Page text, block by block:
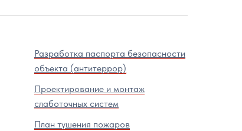
Разработка паспорта безопасности
объекта (антитеррор)
Проектирование и монтаж
слаботочных систем
План тушения пожаров